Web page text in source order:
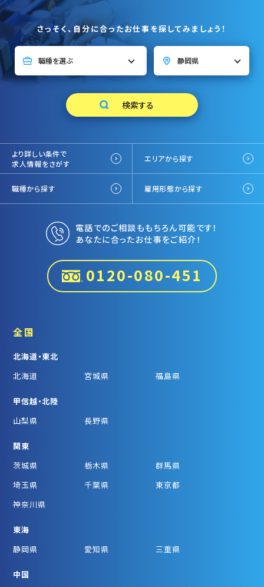
さっそく、自分に合ったお仕事を探してみましょう！
より詳しい条件で
求人情報をさがす
エリアから探す
職種から探す 雇用形態から探す
電話でのご相談ももちろん可能です！
あなたに合ったお仕事をご紹介！
0120-080-451
全国
北海道・東北
北海道
宮城県 福島県
甲信越・北陸
山梨県
長野県
関東
茨城県
栃木県
群馬県
埼玉県
千葉県
東京都
神奈川県
東海
静岡県
愛知県 三重県
中国